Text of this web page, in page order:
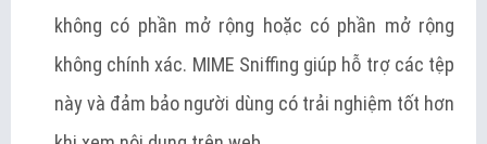
không có phần mở rộng hoặc có phần mở rộng
không chính xác. MIME Sniffing giúp hỗ trợ các tệp
này và đảm bảo người dùng có trải nghiệm tốt hơn